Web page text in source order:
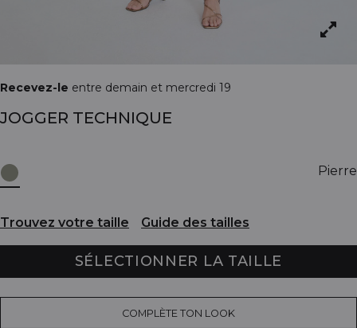
Recevez-le entre demain et mercredi 19
JOGGER TECHNIQUE
Pierre
Trouvez votre taille Guide des tailles
SÉLECTIONNER LA TAILLE
COMPLÈTE TON LOOK